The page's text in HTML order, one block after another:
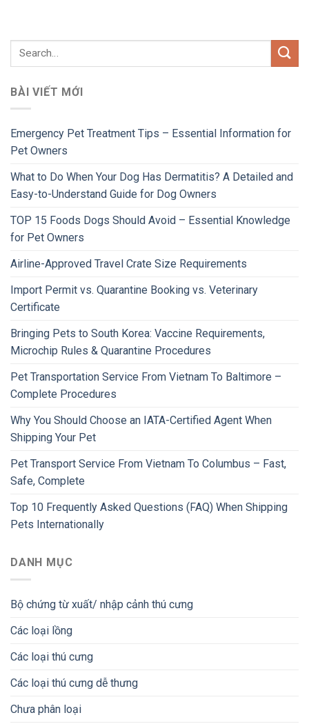
BÀI VIẾT MỚI
Emergency Pet Treatment Tips – Essential Information for
Pet Owners
What to Do When Your Dog Has Dermatitis? A Detailed and
Easy-to-Understand Guide for Dog Owners
TOP 15 Foods Dogs Should Avoid – Essential Knowledge
for Pet Owners
Airline-Approved Travel Crate Size Requirements
Import Permit vs. Quarantine Booking vs. Veterinary
Certificate
Bringing Pets to South Korea: Vaccine Requirements,
Microchip Rules & Quarantine Procedures
Pet Transportation Service From Vietnam To Baltimore –
Complete Procedures
Why You Should Choose an IATA-Certified Agent When
Shipping Your Pet
Pet Transport Service From Vietnam To Columbus – Fast,
Safe, Complete
Top 10 Frequently Asked Questions (FAQ) When Shipping
Pets Internationally
DANH MỤC
Bộ chứng từ xuất/ nhập cảnh thú cưng
Các loại lồng
Các loại thú cưng
Các loại thú cưng dễ thưng
Chưa phân loại